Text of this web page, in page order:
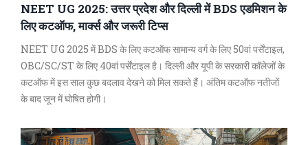
NEET UG 2025: उत्तर प्रदेश और दिल्ली में BDS एडमिशन के
लिए कटऑफ, मार्क्स और जरूरी टिप्स
NEET UG 2025 में BDS के लिए कटऑफ सामान्य वर्ग के लिए 50वां पर्सेंटाइल,
OBC/SC/ST के लिए 40वां पर्सेंटाइल है। दिल्ली और यूपी के सरकारी कॉलेजों के
कटऑफ में इस साल कुछ बदलाव देखने को मिल सकते हैं। अंतिम कटऑफ नतीजों
के बाद जून में घोषित होगी।